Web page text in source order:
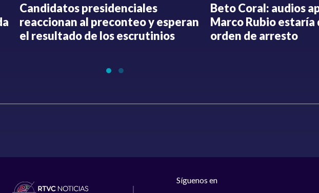
Candidatos presidenciales
reaccionan al preconteo y esperan
el resultado de los escrutinios
Beto Coral: audios
Marco Rubio estaría
orden de arresto
Síguenos en